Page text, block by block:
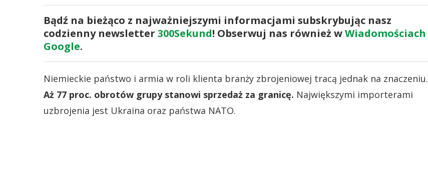
Bądź na bieżąco z najważniejszymi informacjami subskrybując nasz
codzienny newsletter 300Sekund! Obserwuj nas również wWiadomościach
Google.
Niemieckie państwo i armia w roli klienta branży zbrojeniowej tracą jednak na znaczeniu.
Aż 77 proc. obrotów grupy stanowi sprzedaż za granicę. Największymi importerami
uzbrojenia jest Ukraina oraz państwa NATO.